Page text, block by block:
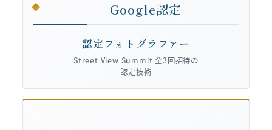
Google認定
認定フォトグラファー
Street View Summit 全3回招待の
認定技術